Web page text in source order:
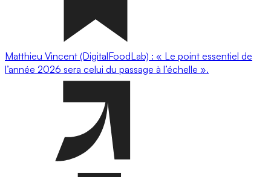
Matthieu Vincent (DigitalFoodLab) : « Le point essentiel de
l’année 2026 sera celui du passage à l’échelle ».